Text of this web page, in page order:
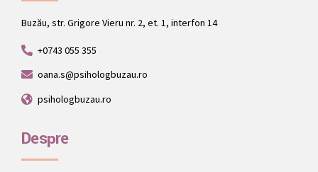
Buzău, str. Grigore Vieru nr. 2, et. 1, interfon 14
+0743 055 355
oana.s@psihologbuzau.ro
psihologbuzau.ro
Despre